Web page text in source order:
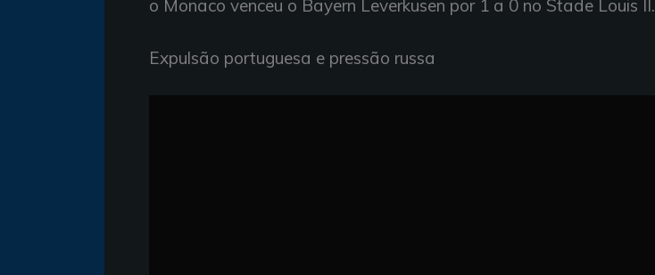
o Monaco venceu o Bayern Leverkusen por 1 a 0 no Stade Louis II.
Expulsão portuguesa e pressão russa